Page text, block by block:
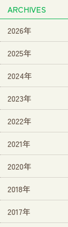
ARCHIVES
2026年
2025年
2024年
2023年
2022年
2021年
2020年
2018年
2017年